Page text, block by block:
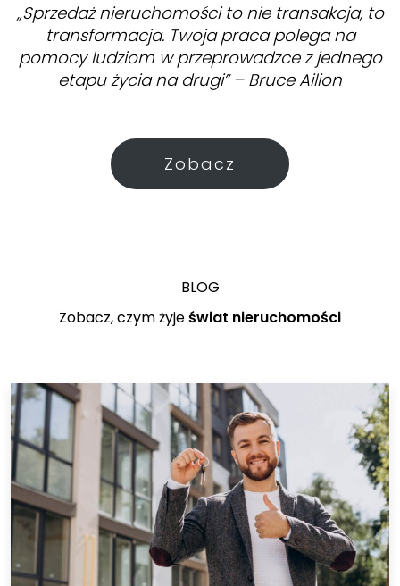
„Sprzedaż nieruchomości to nie transakcja, to
transformacja. Twoja praca polega na
pomocy ludziom w przeprowadzce z jednego
etapu życia na drugi” – Bruce Ailion
Zobacz
BLOG
Zobacz, czym żyjeświat nieruchomości